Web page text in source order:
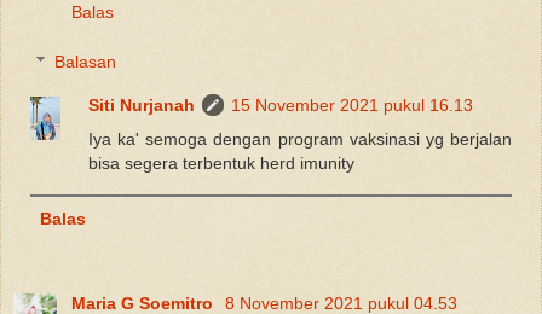
Balas
Balasan
Siti Nurjanah
15 November 2021 pukul 16.13
Iya ka' semoga dengan program vaksinasi yg berjalan
bisa segera terbentuk herd imunity
Balas
Maria G Soemitro
8 November 2021 pukul 04.53